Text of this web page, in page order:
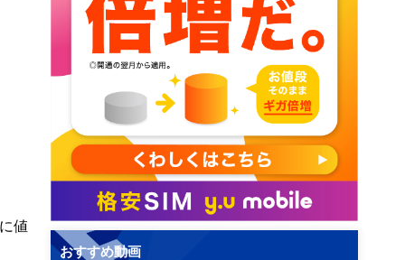
値
おすすめ動画